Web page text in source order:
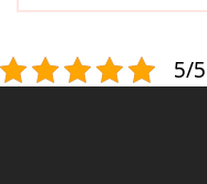
5/